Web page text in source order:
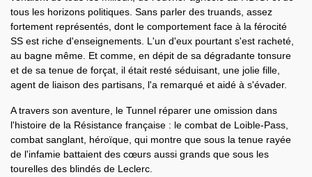
tous les horizons politiques. Sans parler des truands, assez
fortement représentés, dont le comportement face à la férocité
SS est riche d'enseignements. L'un d'eux pourtant s'est racheté,
au bagne même. Et comme, en dépit de sa dégradante tonsure
et de sa tenue de forçat, il était resté séduisant, une jolie fille,
agent de liaison des partisans, l'a remarqué et aidé à s'évader.
A travers son aventure, le Tunnel réparer une omission dans
l'histoire de la Résistance française : le combat de Loible-Pass,
combat sanglant, héroïque, qui montre que sous la tenue rayée
de l'infamie battaient des cœurs aussi grands que sous les
tourelles des blindés de Leclerc.